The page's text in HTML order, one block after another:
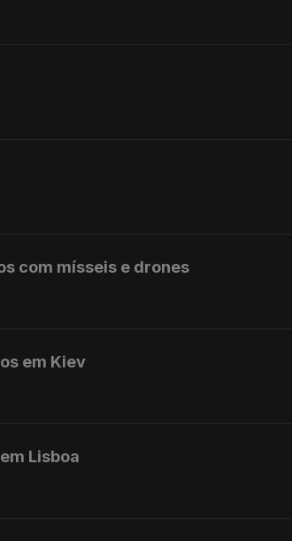
com mísseis e drones
em Kiev
Lisboa